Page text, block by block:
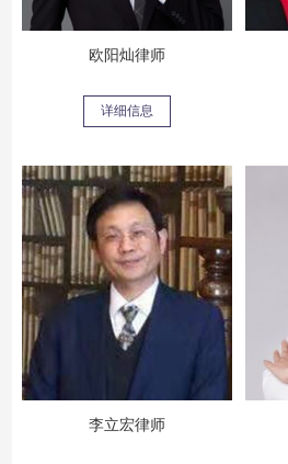
欧阳灿律师
详细信息
李立宏律师